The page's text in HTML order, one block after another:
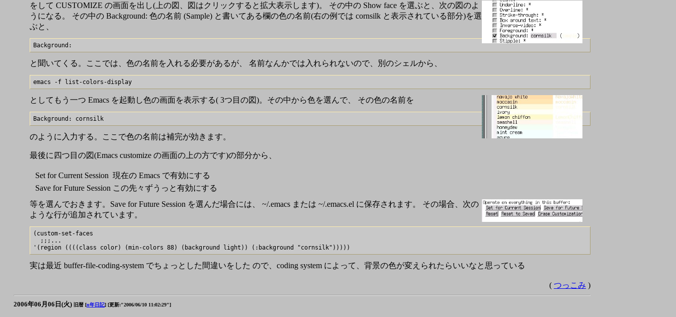
をして CUSTOMIZE の画面を出し(上の図、図はクリックすると拡大表示します)。 その中の Show face を選ぶと、次の図のよ
うになる。 その中の Background: 色の名前 (Sample) と書いてある欄の色の名前(右の例では cornsilk と表示されている部分)を選
ぶと、
と聞いてくる。ここでは、色の名前を入れる必要があるが、 名前なんかでは入れられないので、別のシェルから、
としてもう一つ Emacs を起動し色の画面を表示する( 3つ目の図)。その中から色を選んで、 その色の名前を
のように入力する。ここで色の名前は補完が効きます。
最後に四つ目の図(Emacs customize の画面の上の方です)の部分から、
Set for Current Session 現在の Emacs で有効にする
Save for Future Session この先々ずうっと有効にする
等を選んでおきます。Save for Future Session を選んだ場合には、 ~/.emacs または ~/.emacs.el に保存されます。 その場合、次の
ような行が追加されています。
(custom-set-faces
  ;;;...
実は最近 buffer-file-coding-system でちょっとした間違いをした ので、coding system によって、背景の色が変えられたらいいなと思っている
( つっこみ )
2006年06月06日(火) 旧暦 [n年日記] [更新:"2006/06/10 11:02:29"]